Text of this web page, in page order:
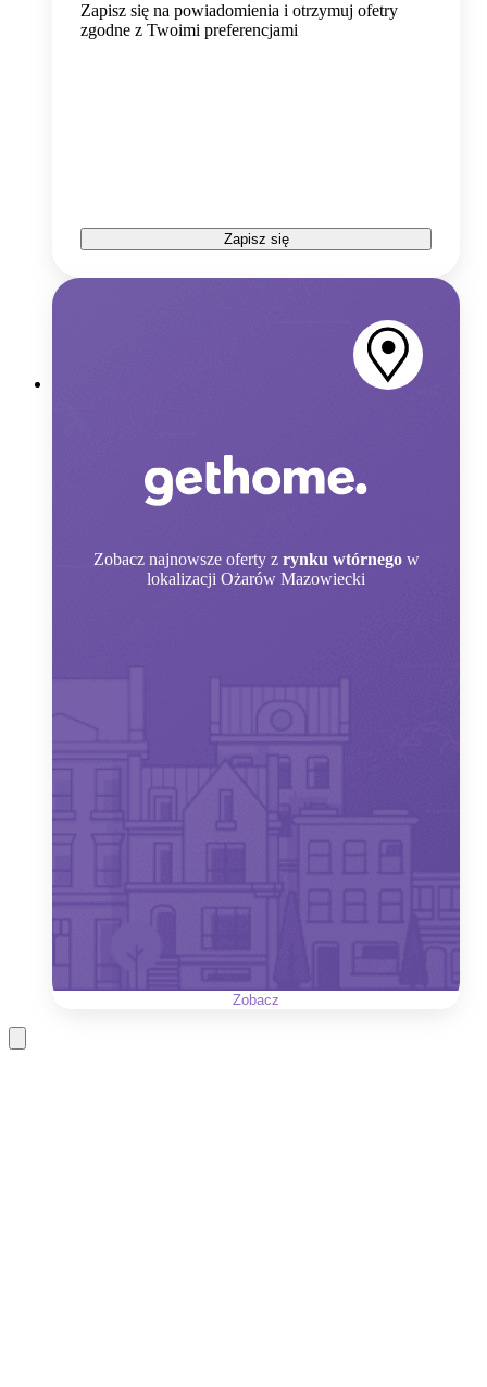
Zapisz się na powiadomienia i otrzymuj ofetry
zgodne z Twoimi preferencjami
Zapisz się
Zobacz najnowsze oferty z rynku wtórnego w
lokalizacji Ożarów Mazowiecki
Zobacz